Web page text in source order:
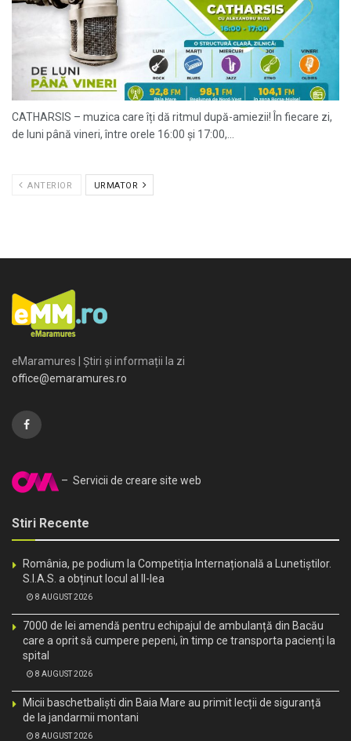
CATHARSIS – muzica care îți dă ritmul după-amiezii! În fiecare zi,
de luni până vineri, între orele 16:00 și 17:00,...
ANTERIOR URMATOR
eMaramures | Știri și informații la zi
office@emaramures.ro
– Servicii de creare site web
Stiri Recente
România, pe podium la Competiția Internațională a Lunetiștilor.
S.I.A.S. a obținut locul al II-lea
8 AUGUST 2026
7000 de lei amendă pentru echipajul de ambulanță din Bacău
care a oprit să cumpere pepeni, în timp ce transporta pacienți la
spital
8 AUGUST 2026
Micii baschetbaliști din Baia Mare au primit lecții de siguranță
de la jandarmii montani
8 AUGUST 2026